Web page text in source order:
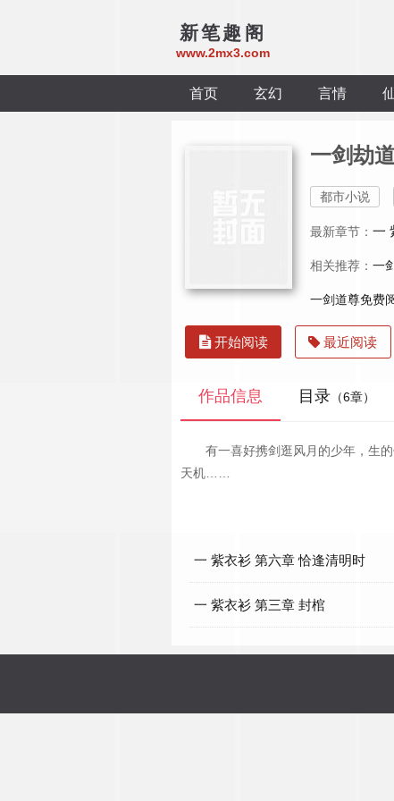
新笔趣阁
www.2mx3.com
首页 玄幻 言情
一剑劫道
都市小说
最新章节： 一
相关推荐： 一
一剑道尊免费
开始阅读 最近阅读
作品信息 目录 （6章）
有一喜好携剑逛风月的少年，生
天机……
一 紫衣衫 第六章 恰逢清明时
一 紫衣衫 第三章 封棺